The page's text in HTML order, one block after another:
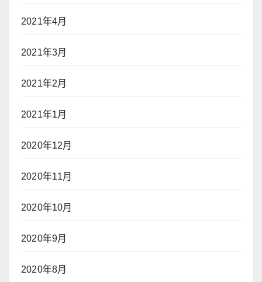
2021年4月
2021年3月
2021年2月
2021年1月
2020年12月
2020年11月
2020年10月
2020年9月
2020年8月